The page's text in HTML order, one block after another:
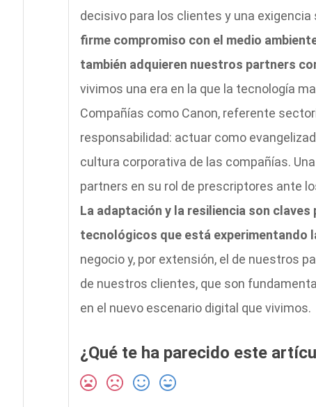
decisivo para los clientes y una exigencia
firme compromiso con el medio
también adquieren nuestros partners
vivimos una era en la que la tecnología
Compañías como Canon, referente
responsabilidad: actuar como
cultura corporativa de las compañías.
partners en su rol de prescriptores ante
La adaptación y la resiliencia son
tecnológicos que está experimentando
negocio y, por extensión, el de nuestros
de nuestros clientes, que son
en el nuevo escenario digital que vivimos.
¿Qué te ha parecido este